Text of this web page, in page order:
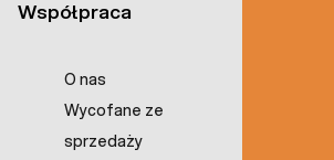
Współpraca
O nas
Wycofane ze
sprzedaży